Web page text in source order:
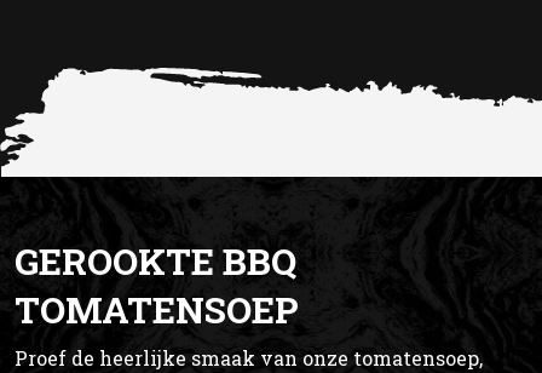
GEROOKTE BBQ
TOMATENSOEP
Proef de heerlijke smaak van onze tomatensoep,